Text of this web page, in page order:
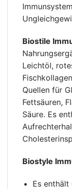
Biostile
Leichtöl,
Quellen für
Fettsäuren,
Säure. Es
Biostyle
Es